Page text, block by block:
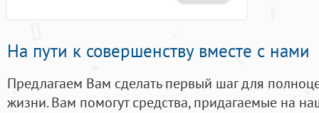
На пути к совершенству вместе с нами
Предлагаем Вам сделать первый шаг для
жизни. Вам помогут средства, придагаемые на